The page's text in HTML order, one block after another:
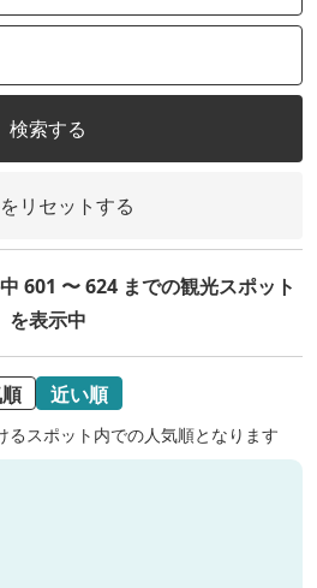
検索する
リセットする
601 〜 624 までの観光スポット
を表示中
近い順
スポット内での人気順となります